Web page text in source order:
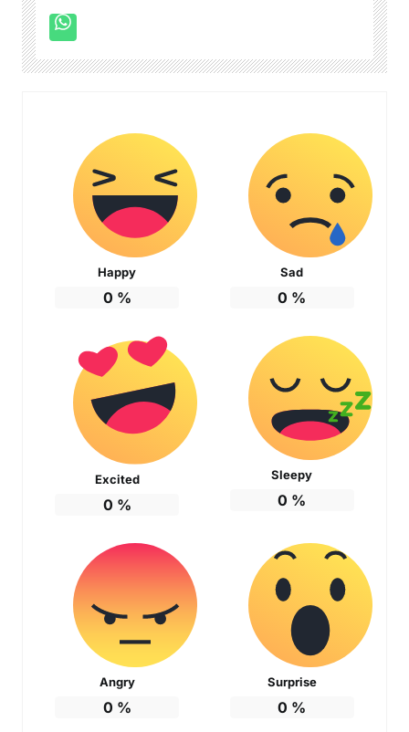
Happy
0 %
Sad
0 %
Excited
0 %
Sleepy
0 %
Angry
0 %
Surprise
0 %